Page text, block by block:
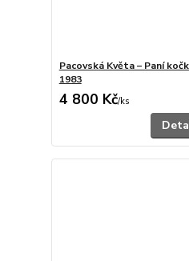
Pacovská Květa – Paní
1983
4 800 Kč/ks